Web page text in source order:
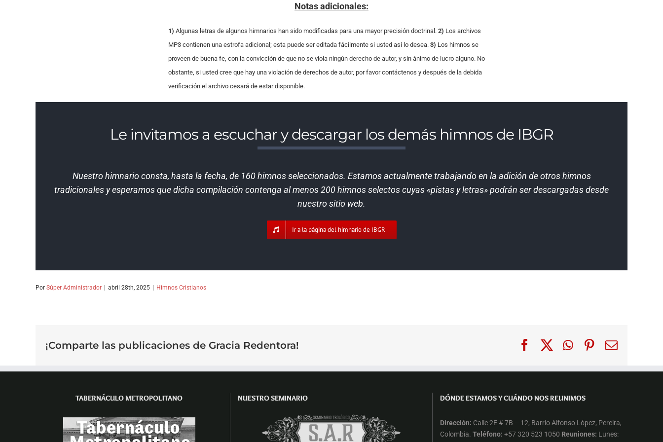
Notas adicionales:
1) Algunas letras de algunos himnarios han sido modificadas para una mayor precisión doctrinal. 2) Los archivos
MP3 contienen una estrofa adicional; esta puede ser editada fácilmente si usted así lo desea. 3) Los himnos se
proveen de buena fe, con la convicción de que no se viola ningún derecho de autor, y sin ánimo de lucro alguno. No
obstante, si usted cree que hay una violación de derechos de autor, por favor contáctenos y después de la debida
verificación el archivo cesará de estar disponible.
Le invitamos a escuchar y descargar los demás himnos de IBGR
Nuestro himnario consta, hasta la fecha, de 160himnos seleccionados. Estamos actualmente trabajando en la adición de otros himnos
tradicionales y esperamos que dicha compilación contenga al menos 200 himnos selectos cuyas «pistas y letras» podrán ser descargadas desde
nuestro sitio web.
Ir a la página del himnario de IBGR
Por Súper Administrador | abril 28th, 2025 | Himnos Cristianos
¡Comparte las publicaciones de Gracia Redentora! FacebookWhatsApp
PinterestCorreo
TABERNÁCULO METROPOLITANO NUESTRO SEMINARIO DÓNDE ESTAMOS Y CUÁNDO NOS REUNIMOS
Dirección: Calle 2E # 7B – 12, Barrio Alfonso López, Pereira,
Colombia. Teléfono: +57 320 523 1050 Reuniones: Lunes: